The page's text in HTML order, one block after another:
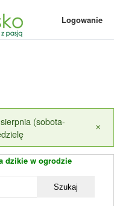
Logowanie
(sobota-
×
dzikie w ogrodzie
Szukaj